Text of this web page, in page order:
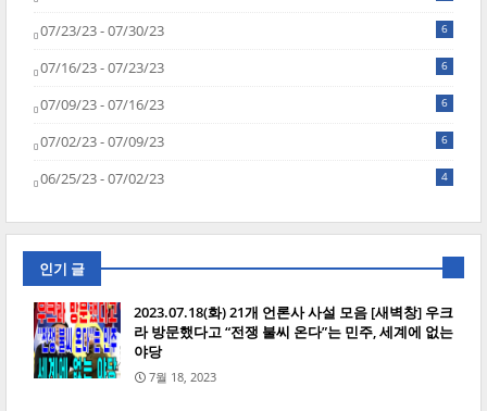
07/23/23 - 07/30/23 6
07/16/23 - 07/23/23 6
07/09/23 - 07/16/23 6
07/02/23 - 07/09/23 6
06/25/23 - 07/02/23 4
인기 글
2023.07.18(화) 21개 언론사 사설 모음 [새벽창] 우크
라 방문했다고 “전쟁 불씨 온다”는 민주, 세계에 없는
야당
7월 18, 2023